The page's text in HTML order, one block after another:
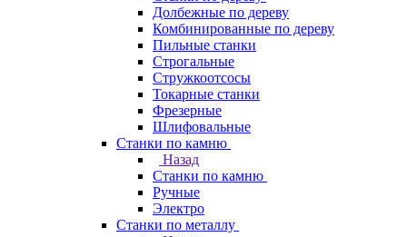
Долбежные по дереву
Комбинированные по дереву
Пильные станки
Строгальные
Стружкоотсосы
Токарные станки
Фрезерные
Шлифовальные
Станки по камню
Назад
Станки по камню
Ручные
Электро
Станки по металлу